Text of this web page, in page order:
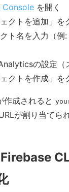
Console を開く
ェクトを追加」を
ト名を入力（例:
の設定（
ェクトを作成」を
作成されると
が割り当てら